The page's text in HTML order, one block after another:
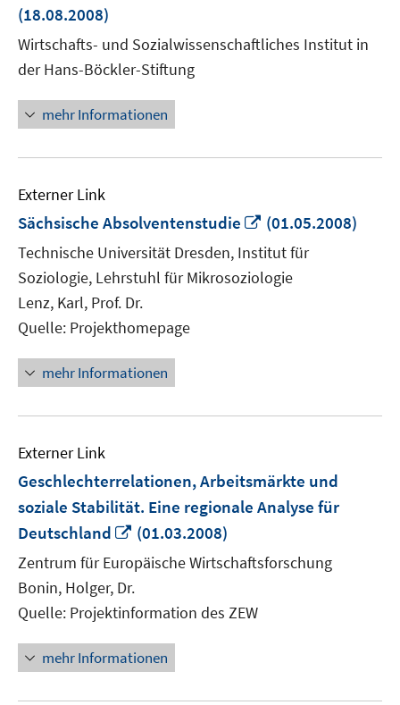
öffnen
(18.08.2008)
Wirtschafts- und Sozialwissenschaftliches Institut in
der Hans-Böckler-Stiftung
mehr Informationen
Externer Link
Sächsische Absolventenstudie
In
neuem
Fenster
öffnen
(01.05.2008)
Technische Universität Dresden, Institut für
Soziologie, Lehrstuhl für Mikrosoziologie
Lenz, Karl, Prof. Dr.
Quelle: Projekthomepage
mehr Informationen
Externer Link
Geschlechterrelationen, Arbeitsmärkte und
soziale Stabilität. Eine regionale Analyse für
Deutschland
In
neuem
Fenster
öffnen
(01.03.2008)
Zentrum für Europäische Wirtschaftsforschung
Bonin, Holger, Dr.
Quelle: Projektinformation des ZEW
mehr Informationen